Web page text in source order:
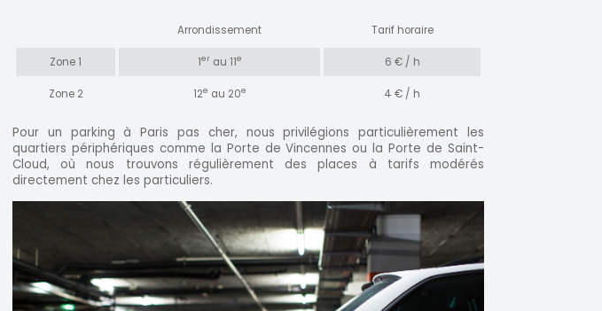
Arrondissement Tarif horaire
Zone 1 1erau 11e 6 € / h
Zone 2 12e au 20e 4 € / h
Pour un parking à Paris pas cher, nous privilégions particulièrement les
quartiers périphériques comme la Porte de Vincennes ou la Porte de Saint-
Cloud, où nous trouvons régulièrement des places à tarifs modérés
directement chez les particuliers.